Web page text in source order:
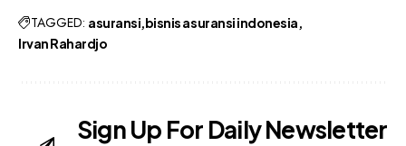
TAGGED: asuransi bisnis asuransi indonesia
Irvan Rahardjo
Sign Up For Daily Newsletter